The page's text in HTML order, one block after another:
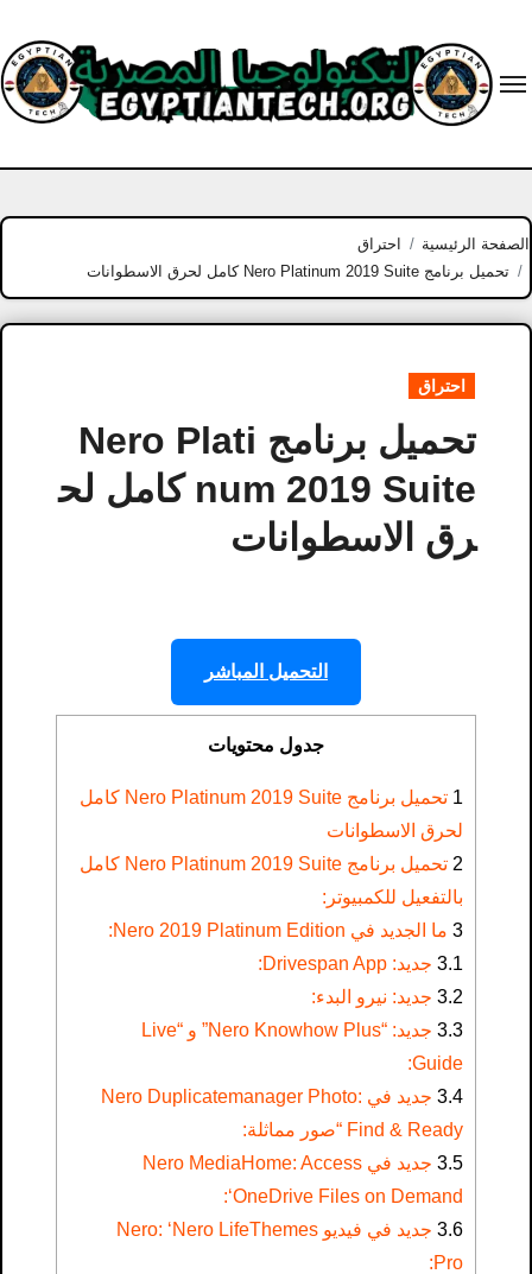
content
الصفحة الرئيسية
احتراق
تحميل برنامج Nero Platinum 2019 Suite كامل لحرق الاسطوانات
احتراق
تحميل برنامج Nero Plati
num 2019 Suite كامل لح
رق الاسطوانات
التحميل المباشر
جدول محتويات
1
تحميل برنامج Nero Platinum 2019 Suite كامل
لحرق الاسطوانات
2
تحميل برنامج Nero Platinum 2019 Suite كامل
بالتفعيل للكمبيوتر:
3 ما الجديد في Nero 2019 Platinum Edition:
3.1 جديد: Drivespan App:
3.2 جديد: نيرو البدء:
3.3
جديد: “Nero Knowhow Plus” و “Live
Guide:
3.4
جديد في Nero Duplicatemanager Photo:
Find & Ready “صور مماثلة:
3.5
جديد في Nero MediaHome: Access
‘OneDrive Files on Demand:
3.6
جديد في فيديو Nero: ‘Nero LifeThemes
Pro: